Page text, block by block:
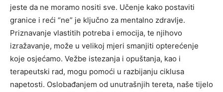
jeste da ne moramo nositi sve. Učenje kako postaviti
granice i reći “ne” je ključno za mentalno zdravlje.
Priznavanje vlastitih potreba i emocija, te njihovo
izražavanje, može u velikoj mjeri smanjiti opterećenje
koje osjećamo. Vežbe istezanja i opuštanja, kao i
terapeutski rad, mogu pomoći u razbijanju ciklusa
napetosti. Oslobađanjem od unutrašnjih tereta, naše tijelo